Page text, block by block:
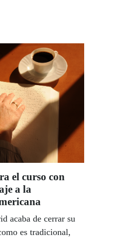
el curso con
a la
acaba de cerrar su
es tradicional,